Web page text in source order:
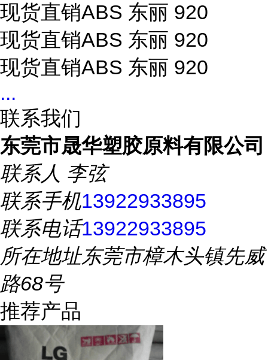
现货直销ABS 东丽 920
现货直销ABS 东丽 920
现货直销ABS 东丽 920
...
联系我们
东莞市晟华塑胶原料有限公司
联系人 李弦
联系手机13922933895
联系电话13922933895
所在地址东莞市樟木头镇先威
路68号
推荐产品